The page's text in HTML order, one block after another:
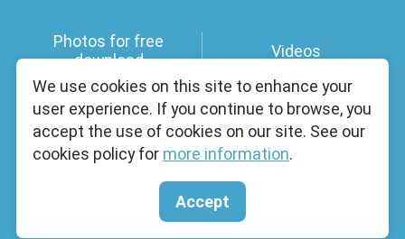
Photos for free
download
Videos
Useful Information Licensed Guides
Brochure About Us
Copyright yamagatakanko.com 2020-2026 All Rights Reserved.
We use cookies on this site to enhance your
user experience. If you continue to browse, you
accept the use of cookies on our site. See our
cookies policy for more information.
Accept